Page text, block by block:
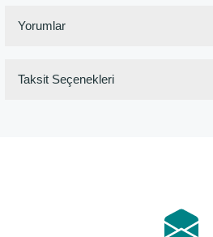
Yorumlar
Taksit Seçenekleri